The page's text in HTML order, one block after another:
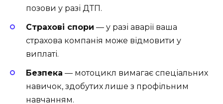
позови у разі ДТП.
Страхові спори — у разі аварії ваша
страхова компанія може відмовити у
виплаті.
Безпека — мотоцикл вимагає спеціальних
навичок, здобутих лише з профільним
навчанням.